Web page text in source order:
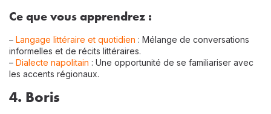
Ce que vous apprendrez :
– Langage littéraire et quotidien : Mélange de conversations
informelles et de récits littéraires.
– Dialecte napolitain : Une opportunité de se familiariser avec
les accents régionaux.
4. Boris